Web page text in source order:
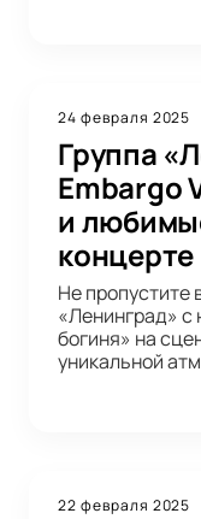
24 февраля 2025
Группа
Embargo
и
концерте
Не пропустите
«Ленинград»
богиня» на
уникальной
22 февраля 2025